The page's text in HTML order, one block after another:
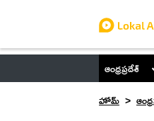
ఆంధ్రప్రదేశ్
హోమ్